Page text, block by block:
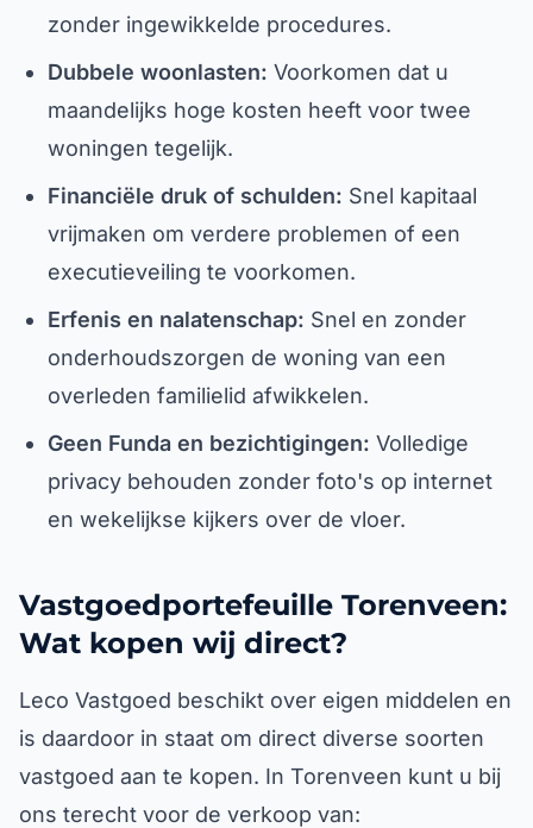
zonder ingewikkelde procedures.
Dubbele woonlasten: Voorkomen dat u
maandelijks hoge kosten heeft voor twee
woningen tegelijk.
Financiële druk of schulden: Snel kapitaal
vrijmaken om verdere problemen of een
executieveiling te voorkomen.
Erfenis en nalatenschap: Snel en zonder
onderhoudszorgen de woning van een
overleden familielid afwikkelen.
Geen Funda en bezichtigingen: Volledige
privacy behouden zonder foto's op internet
en wekelijkse kijkers over de vloer.
Vastgoedportefeuille Torenveen:
Wat kopen wij direct?
Leco Vastgoed beschikt over eigen middelen en
is daardoor in staat om direct diverse soorten
vastgoed aan te kopen. In Torenveen kunt u bij
ons terecht voor de verkoop van: